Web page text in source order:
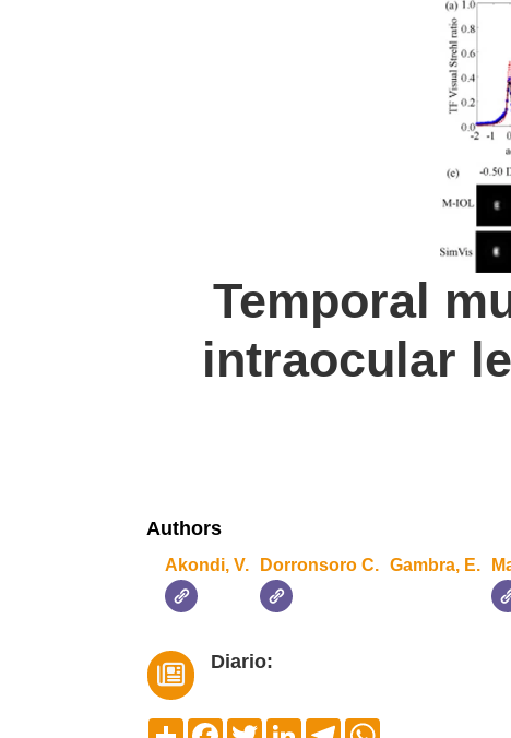
Temporal
intraocular
Authors
Akondi, V. Dorronsoro C. Gambra, E.
 Diario:
CompartirFacebook
TwitterLinkedInTelegram